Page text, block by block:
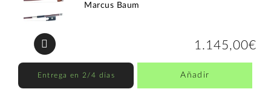
Marcus Baum
1.145,00€
Entrega en 2/4 días Añadir